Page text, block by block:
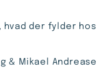
der fylder
Mikael